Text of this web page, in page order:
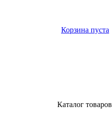
Корзина пуста
Каталог товаров